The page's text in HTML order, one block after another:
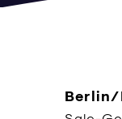
Berlin/